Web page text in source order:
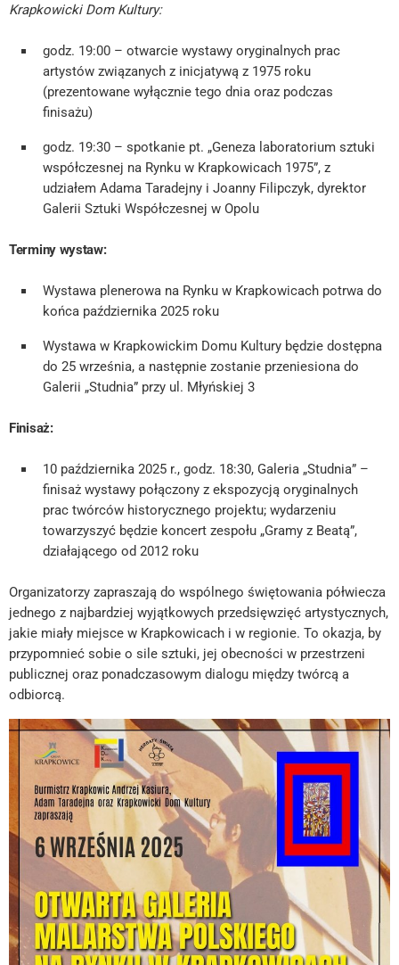
Krapkowicki Dom Kultury:
godz. 19:00 – otwarcie wystawy oryginalnych prac
artystów związanych z inicjatywą z 1975 roku
(prezentowane wyłącznie tego dnia oraz podczas
finisażu)
godz. 19:30 – spotkanie pt. „Geneza laboratorium sztuki
współczesnej na Rynku w Krapkowicach 1975”, z
udziałem Adama Taradejny i Joanny Filipczyk, dyrektor
Galerii Sztuki Współczesnej w Opolu
Terminy wystaw:
Wystawa plenerowa na Rynku w Krapkowicach potrwa do
końca października 2025 roku
Wystawa w Krapkowickim Domu Kultury będzie dostępna
do 25 września, a następnie zostanie przeniesiona do
Galerii „Studnia” przy ul. Młyńskiej 3
Finisaż:
10 października 2025 r., godz. 18:30, Galeria „Studnia” –
finisaż wystawy połączony z ekspozycją oryginalnych
prac twórców historycznego projektu; wydarzeniu
towarzyszyć będzie koncert zespołu „Gramy z Beatą”,
działającego od 2012 roku
Organizatorzy zapraszają do wspólnego świętowania półwiecza
jednego z najbardziej wyjątkowych przedsięwzięć artystycznych,
jakie miały miejsce w Krapkowicach i w regionie. To okazja, by
przypomnieć sobie o sile sztuki, jej obecności w przestrzeni
publicznej oraz ponadczasowym dialogu między twórcą a
odbiorcą.